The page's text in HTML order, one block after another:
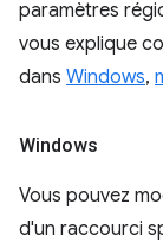
paramètres
vous explique
dans Windows,
Windows
Vous pouvez
d'un raccourci